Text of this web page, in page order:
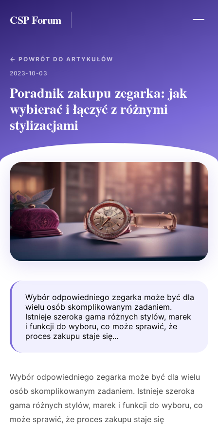
CSP Forum
← POWRÓT DO ARTYKUŁÓW
2023-10-03
Poradnik zakupu zegarka: jak
wybierać i łączyć z różnymi
stylizacjami
Wybór odpowiedniego zegarka może być dla
wielu osób skomplikowanym zadaniem.
Istnieje szeroka gama różnych stylów, marek
i funkcji do wyboru, co może sprawić, że
proces zakupu staje się...
Wybór odpowiedniego zegarka może być dla wielu
osób skomplikowanym zadaniem. Istnieje szeroka
gama różnych stylów, marek i funkcji do wyboru, co
może sprawić, że proces zakupu staje się